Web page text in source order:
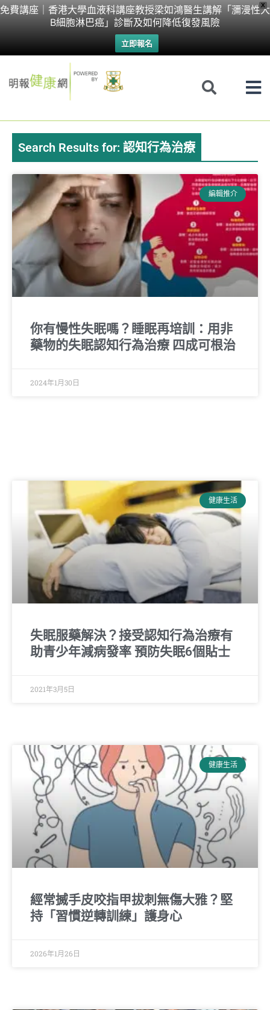
X
免費講座｜香港大學血液科講座教授梁如鴻醫生講解「瀰漫性大
B細胞淋巴癌」診斷及如何降低復發風險
立即報名
Skip
Search Results for: 認知行為治療
編輯推介
你有慢性失眠嗎？睡眠再培訓：用非
藥物的失眠認知行為治療 四成可根治
2024年1月30日
健康生活
失眠服藥解決？接受認知行為治療有
助青少年減病發率 預防失眠6個貼士
2021年3月5日
健康生活
經常搣手皮咬指甲拔刺無傷大雅？堅
持「習慣逆轉訓練」護身心
2026年1月26日
PagePagePage Page